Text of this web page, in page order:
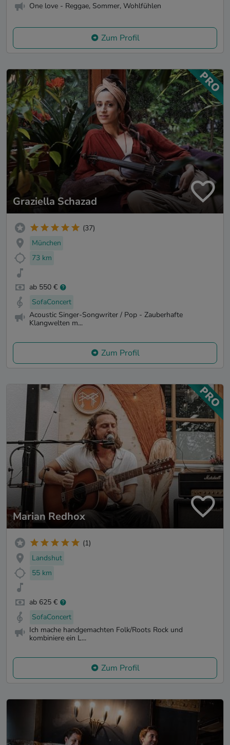
One love - Reggae, Sommer, Wohlfühlen
Zum Profil
Graziella Schazad
(37)
München
73 km
ab 550 €
SofaConcert
Acoustic Singer-Songwriter / Pop - Zauberhafte
Klangwelten m...
Zum Profil
Marian Redhox
(1)
Landshut
55 km
ab 625 €
SofaConcert
Ich mache handgemachten Folk/Roots Rock und
kombiniere ein L...
Zum Profil